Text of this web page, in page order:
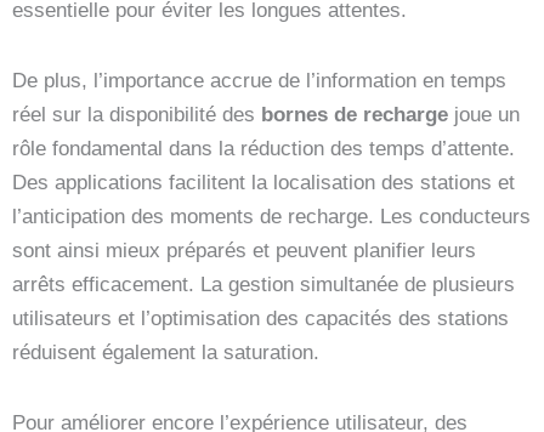
essentielle pour éviter les longues attentes.
De plus, l’importance accrue de l’information en temps
réel sur la disponibilité des bornes de recharge joue un
rôle fondamental dans la réduction des temps d’attente.
Des applications facilitent la localisation des stations et
l’anticipation des moments de recharge. Les conducteurs
sont ainsi mieux préparés et peuvent planifier leurs
arrêts efficacement. La gestion simultanée de plusieurs
utilisateurs et l’optimisation des capacités des stations
réduisent également la saturation.
Pour améliorer encore l’expérience utilisateur, des